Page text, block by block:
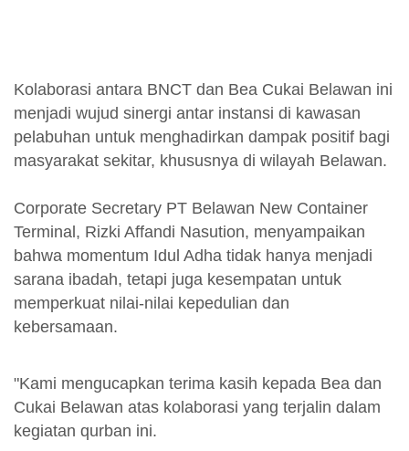
Kolaborasi antara BNCT dan Bea Cukai Belawan ini
menjadi wujud sinergi antar instansi di kawasan
pelabuhan untuk menghadirkan dampak positif bagi
masyarakat sekitar, khususnya di wilayah Belawan.
Corporate Secretary PT Belawan New Container
Terminal, Rizki Affandi Nasution, menyampaikan
bahwa momentum Idul Adha tidak hanya menjadi
sarana ibadah, tetapi juga kesempatan untuk
memperkuat nilai-nilai kepedulian dan
kebersamaan.
"Kami mengucapkan terima kasih kepada Bea dan
Cukai Belawan atas kolaborasi yang terjalin dalam
kegiatan qurban ini.